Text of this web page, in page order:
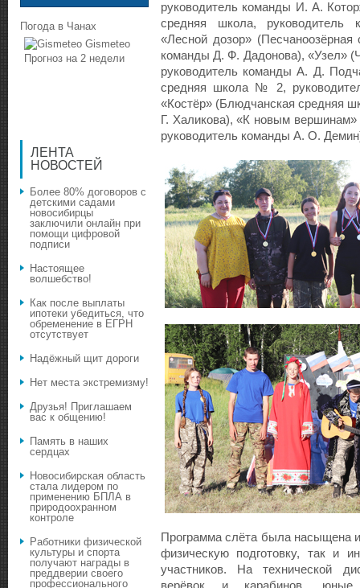
руководитель команды И. А.
средняя школа,
«Лесной дозор»
команды Д. Ф. Дадонова), «Узел»
руководитель команды А. Д.
средняя школа № 2,
«Костёр» (Блюдчанская средняя
Г. Халикова), «К новым
руководитель команды А. О.
Программа слёта была насыщена
физическую подготовку, так и
участников. На технической
Погода в Чанах
Gismeteo
Прогноз на 2 недели
ЛЕНТА
НОВОСТЕЙ
Более 80% договоров с
детскими садами
новосибирцы
заключили онлайн при
помощи цифровой
подписи
Настоящее
волшебство!
Как после выплаты
ипотеки убедиться, что
обременение в ЕГРН
отсутствует
Надёжный щит дороги
Нет места экстремизму!
Друзья! Приглашаем
вас к общению!
Память в наших
сердцах
Новосибирская область
стала лидером по
применению БПЛА в
природоохранном
контроле
Работники физической
культуры и спорта
получают награды в
преддверии своего
профессионального